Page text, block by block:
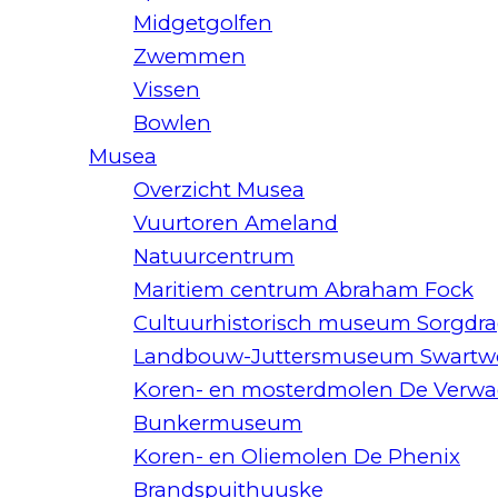
Midgetgolfen
Zwemmen
Vissen
Bowlen
Musea
Overzicht Musea
Vuurtoren Ameland
Natuurcentrum
Maritiem centrum Abraham Fock
Cultuurhistorisch museum
Landbouw-Juttersmuseum
Koren- en mosterdmolen De
Bunkermuseum
Koren- en Oliemolen De Phenix
Brandspuithuuske